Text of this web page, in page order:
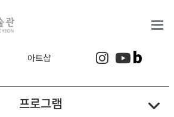
아트샵 인스타그램
유튜브b
프로그램